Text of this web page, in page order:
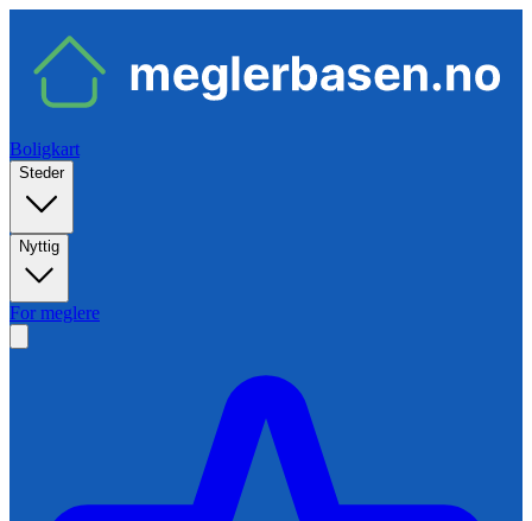
Boligkart
Steder
Nyttig
For meglere